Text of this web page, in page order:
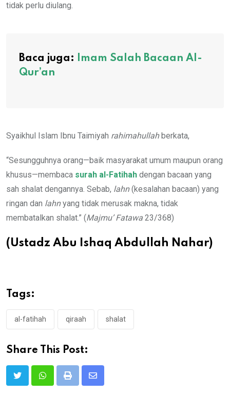
tidak perlu diulang.
Baca juga: Imam Salah Bacaan Al-
Qur’an
Syaikhul Islam Ibnu Taimiyah rahimahullahberkata,
“Sesungguhnya orang—baik masyarakat umum maupun orang
khusus—membaca surah al-Fatihah dengan bacaan yang
sah shalat dengannya. Sebab, lahn(kesalahan bacaan) yang
ringan dan lahnyang tidak merusak makna, tidak
membatalkan shalat.” (Majmu’ Fatawa 23/368)
(Ustadz Abu Ishaq Abdullah Nahar)
Tags:
al-fatihah qiraah shalat
Share This Post:
Print
Share